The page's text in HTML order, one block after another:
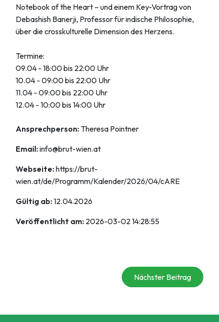
Notebook of the Heart – und einem Key-Vortrag von
Debashish Banerji, Professor für indische Philosophie,
über die crosskulturelle Dimension des Herzens.
Termine:
09.04 - 18:00 bis 22:00 Uhr
10.04 - 09:00 bis 22:00 Uhr
11.04 - 09:00 bis 22:00 Uhr
12.04 - 10:00 bis 14:00 Uhr
Ansprechperson: Theresa Pointner
Email:info@brut-wien.at
Webseite:https://brut-
wien.at/de/Programm/Kalender/2026/04/cARE
Gültig ab:12.04.2026
Veröffentlicht am: 2026-03-02 14:28:55
Nächster Beitrag